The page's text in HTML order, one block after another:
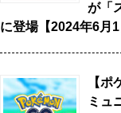
が「
に登場【2024年6月1
【ポ
ミュ